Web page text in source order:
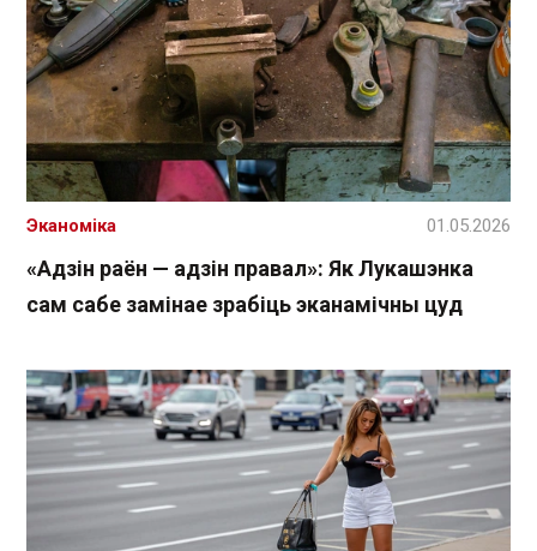
«Адзін раён — адзін правал»: Як Лукашэнка
сам сабе замінае зрабіць эканамічны цуд
Эканоміка 01.05.2026